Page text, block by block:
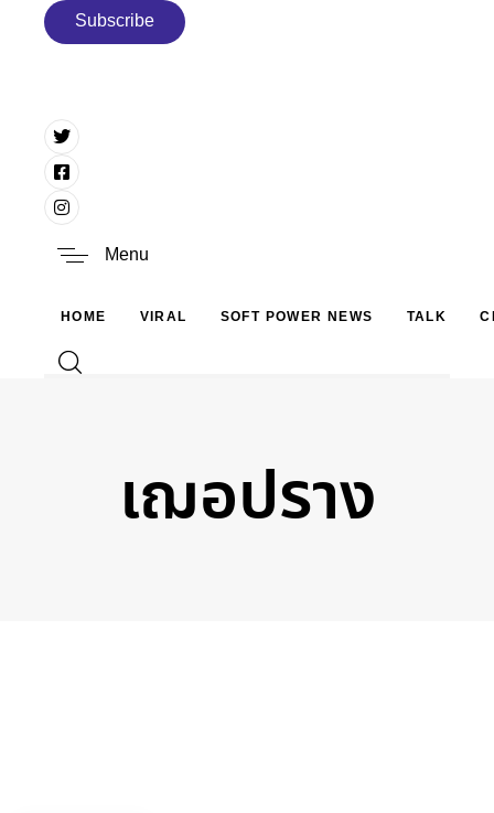
Skip links
Skip to primary navigation
Skip to content
Subscribe
Menu
HOME VIRAL SOFT POWER NEWS TALK
Type and hit enter
เฌอปราง